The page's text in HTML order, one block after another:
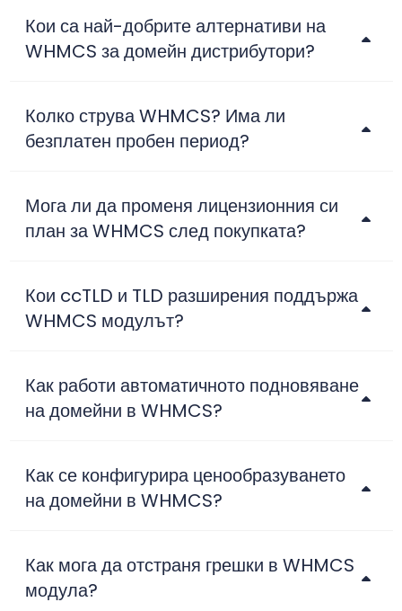
Кои са най-добрите алтернативи на
WHMCS за домейн дистрибутори?
Колко струва WHMCS? Има ли
безплатен пробен период?
Мога ли да променя лицензионния си
план за WHMCS след покупката?
Кои ccTLD и TLD разширения поддържа
WHMCS модулът?
Как работи автоматичното подновяване
на домейни в WHMCS?
Как се конфигурира ценообразуването
на домейни в WHMCS?
Как мога да отстраня грешки в WHMCS
модула?